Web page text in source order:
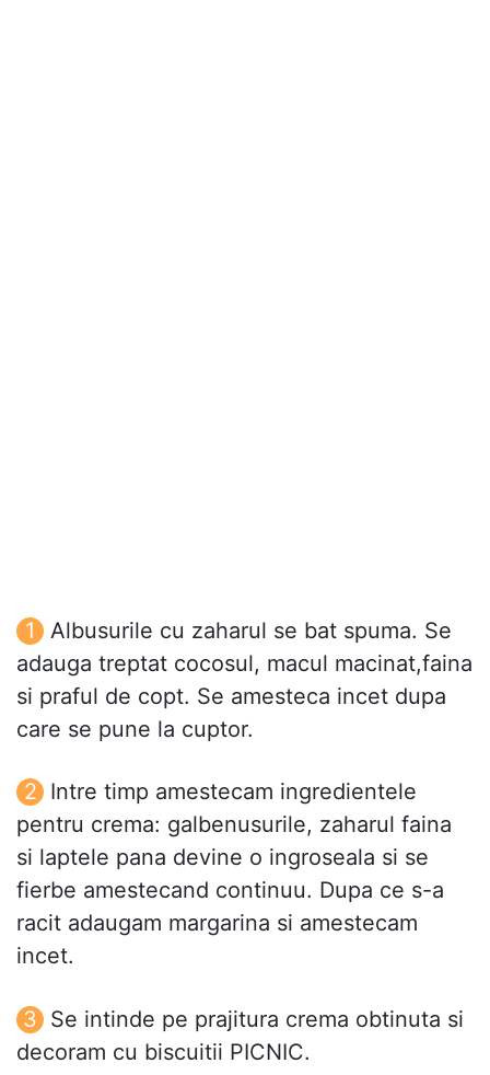
Albusurile cu zaharul se bat spuma. Se
adauga treptat cocosul, macul macinat,faina
si praful de copt. Se amesteca incet dupa
care se pune la cuptor.
Intre timp amestecam ingredientele
pentru crema: galbenusurile, zaharul faina
si laptele pana devine o ingroseala si se
fierbe amestecand continuu. Dupa ce s-a
racit adaugam margarina si amestecam
incet.
Se intinde pe prajitura crema obtinuta si
decoram cu biscuitii PICNIC.